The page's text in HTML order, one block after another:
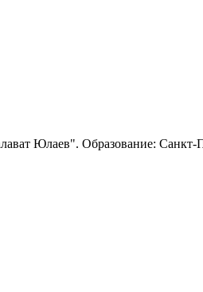
Юлаев". Образование: Санкт-